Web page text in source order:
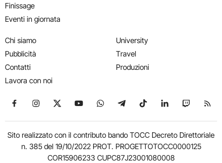
Finissage
Eventi in giornata
Chi siamo
Pubblicità
Contatti
Lavora con noi
University
Travel
Produzioni
Seguici su Facebook
Seguici su Instagram
Seguici su X
Seguici su YouTube
Seguici su WhatsApp
Seguici su Telegram
Seguici su TikTok
Seguici su
Seguici
Sito realizzato con il contributo bando TOCC Decreto Direttoriale
n. 385 del 19/10/2022 PROT. PROGETTOTOCC0000125
COR15906233 CUPC87J23001080008